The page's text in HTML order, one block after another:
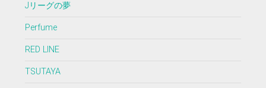
Jリーグの夢
Perfume
RED LINE
TSUTAYA